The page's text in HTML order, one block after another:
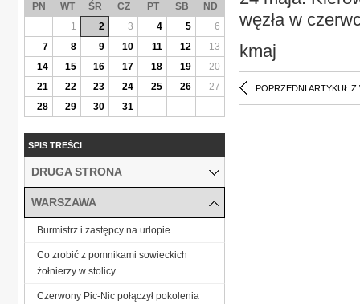
węzła w
kmaj
POPRZEDNI ARTYKUŁ Z
PN WT ŚR CZ PT SB
ND
1
2 3 4 5
6
7
8 9 10 11 12
13
14
15 16 17 18 19
20
21
22 23 24 25 26
27
28
29 30 31
SPIS TREŚCI
DRUGA STRONA
WARSZAWA
Burmistrz i zastępcy na urlopie
Co zrobić z pomnikami sowieckich
żołnierzy w stolicy
Czerwony Pic-Nic połączył pokolenia